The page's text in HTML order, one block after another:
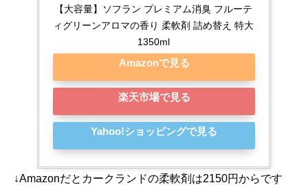
【大容量】ソフラン プレミアム消臭 フルーテ
ィグリーンアロマの香り 柔軟剤 詰め替え 特大
1350ml
Amazonで見る
楽天市場で見る
Yahoo!ショッピングで見る
↓Amazonだとカークランドの柔軟剤は2150円からです